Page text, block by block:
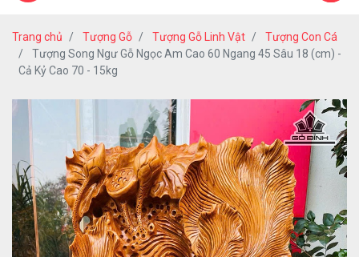
Trang chủ Tượng Gỗ Tượng Gỗ Linh Vật
Tượng Con Cá
Tượng Song Ngư Gỗ Ngọc Am Cao 60 Ngang 45 Sâu 18 (cm) -
Cả Kỷ Cao 70 - 15kg